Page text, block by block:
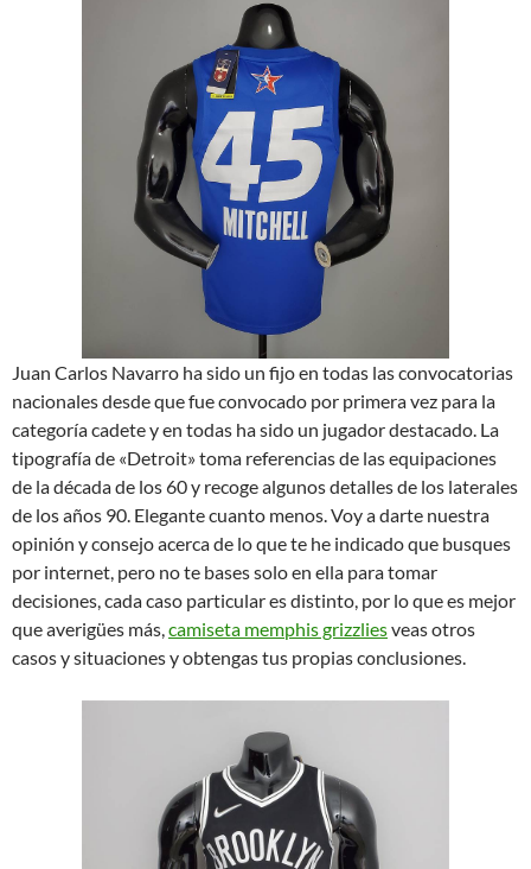
Juan Carlos Navarro ha sido un fijo en todas las convocatorias
nacionales desde que fue convocado por primera vez para la
categoría cadete y en todas ha sido un jugador destacado. La
tipografía de «Detroit» toma referencias de las equipaciones
de la década de los 60 y recoge algunos detalles de los laterales
de los años 90. Elegante cuanto menos. Voy a darte nuestra
opinión y consejo acerca de lo que te he indicado que busques
por internet, pero no te bases solo en ella para tomar
decisiones, cada caso particular es distinto, por lo que es mejor
que averigües más,camiseta memphis grizzliesveas otros
casos y situaciones y obtengas tus propias conclusiones.